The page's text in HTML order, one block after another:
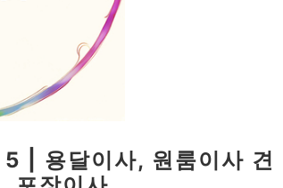
| 용달이사, 원룸이사 견